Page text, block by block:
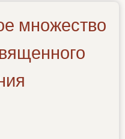
множество